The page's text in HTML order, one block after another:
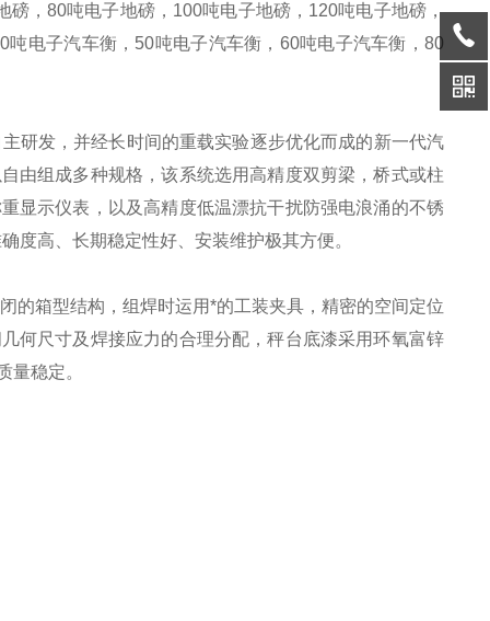
，80吨电子地磅，100吨电子地磅，120吨电子地磅，
电子汽车衡，50吨电子汽车衡，60吨电子汽车衡，80
研发，并经长时间的重载实验逐步优化而成的新一代汽
由组成多种规格，该系统选用高精度双剪梁，桥式或柱
显示仪表，以及高精度低温漂抗干扰防强电浪涌的不锈
度高、长期稳定性好、安装维护极其方便。
的箱型结构，组焊时运用*的工装夹具，精密的空间定位
何尺寸及焊接应力的合理分配，秤台底漆采用环氧富锌
量稳定。